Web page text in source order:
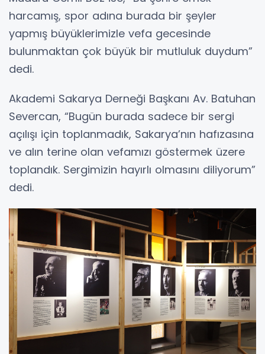
harcamış, spor adına burada bir şeyler
yapmış büyüklerimizle vefa gecesinde
bulunmaktan çok büyük bir mutluluk duydum”
dedi.
Akademi Sakarya Derneği Başkanı Av. Batuhan
Severcan, “Bugün burada sadece bir sergi
açılışı için toplanmadık, Sakarya’nın hafızasına
ve alın terine olan vefamızı göstermek üzere
toplandık. Sergimizin hayırlı olmasını diliyorum”
dedi.